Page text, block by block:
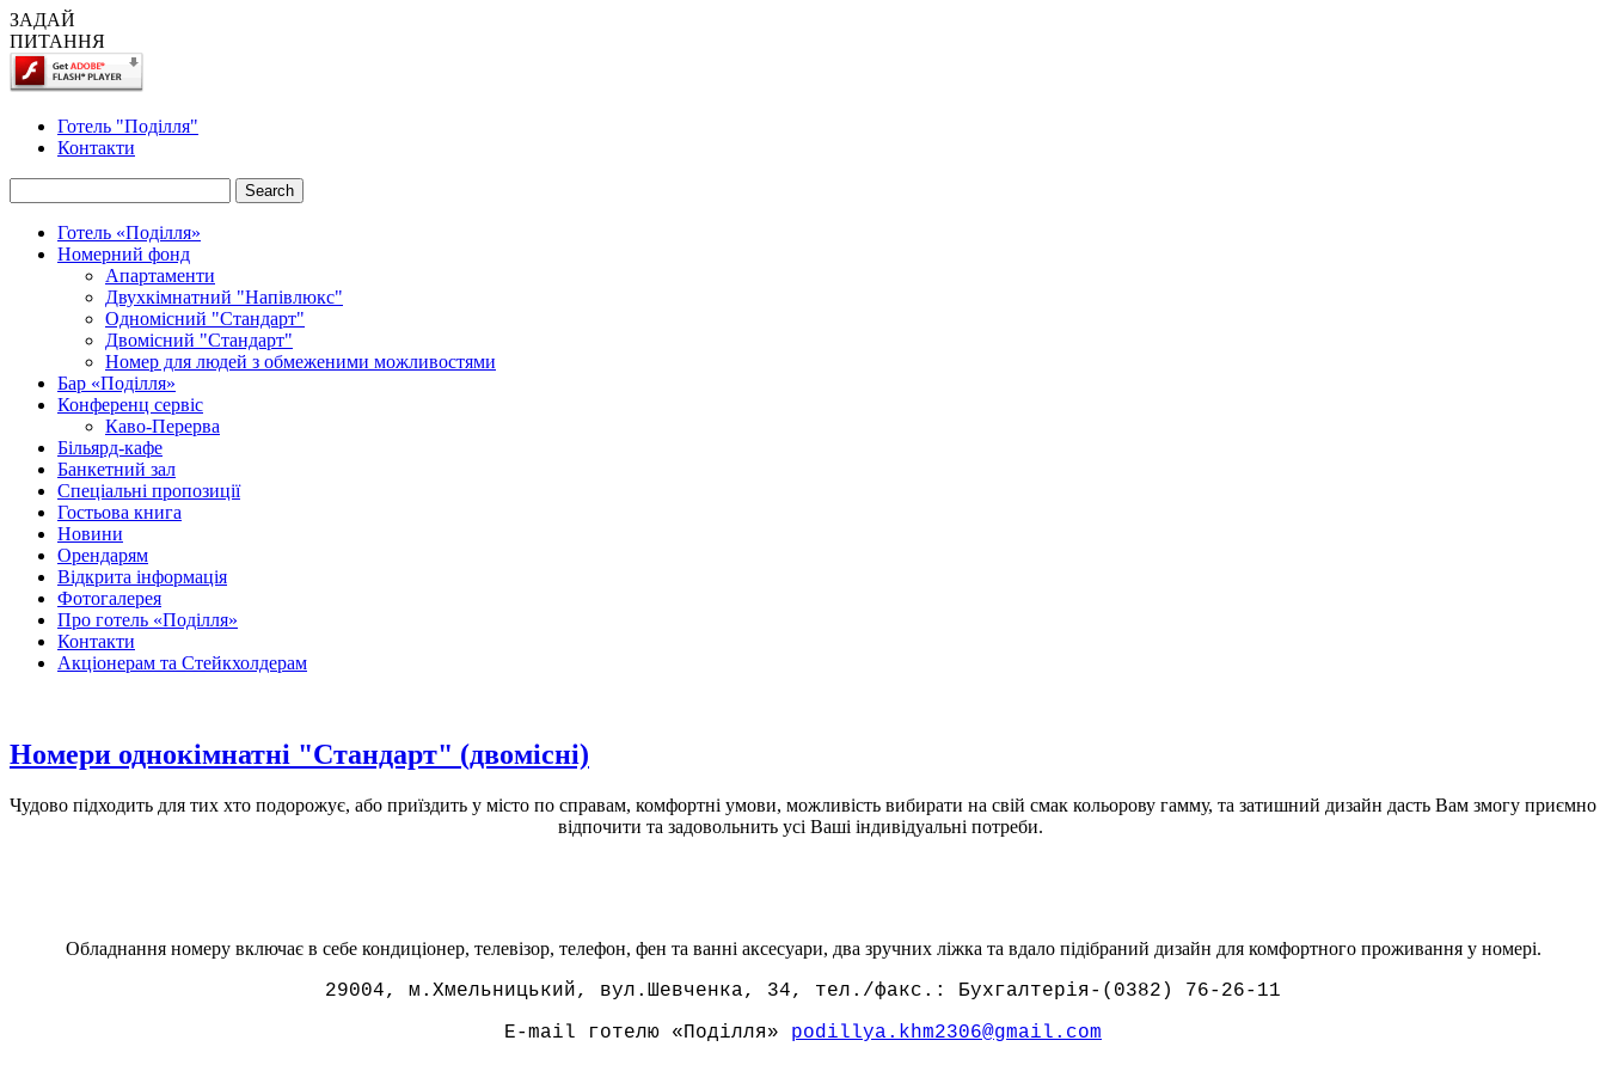
ЗАДАЙ
ПИТАННЯ
Готель "Поділля"
Контакти
Готель «Поділля»
Номерний фонд
Апартаменти
Двухкімнатний "Напівлюкс"
Одномісний "Стандарт"
Двомісний "Стандарт"
Номер для людей з обмеженими можливостями
Бар «Поділля»
Конференц сервіс
Каво-Перерва
Більярд-кафе
Банкетний зал
Спецiальнi пропозицiї
Гостьова книга
Новини
Орендарям
Відкрита інформація
Фотогалерея
Про готель «Поділля»
Контакти
Акціонерам та Cтейкхолдерам
Номери однокімнатні "Стандарт" (двомісні)
Чудово підходить для тих хто подорожує, або приїздить у місто по справам, комфортні умови, можливість вибирати на свій смак кольорову гамму, та затишний дизайн дасть Вам змогу приємно
відпочити та задовольнить усі Ваші індивідуальні потреби.
Обладнання номеру включає в себе кондиціонер, телевізор, телефон, фен та ванні аксесуари, два зручних ліжка та вдало підібраний дизайн для комфортного проживання у номері.
29004, м.Хмельницький, вул.Шевченка, 34, тел./факс.: Бухгалтерія-(0382) 76-26-11
E-mail готелю «Поділля» podillya.khm2306@gmail.com